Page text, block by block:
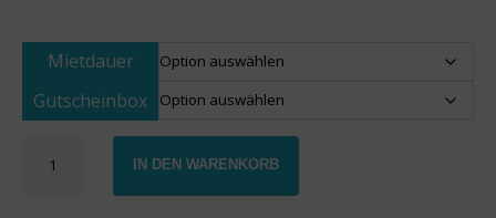
Mietdauer
Gutscheinbox
IN DEN WARENKORB